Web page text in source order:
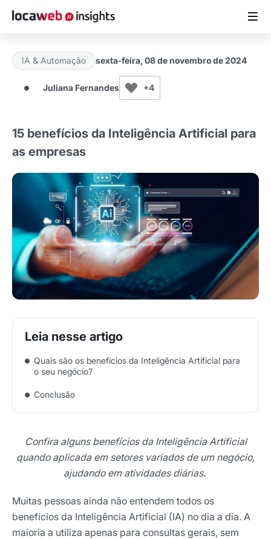
ARTIGOS
MATERIAIS GRATUITOS
ESTUDOS
CASES DE SUCESSO
LOCAWEB.COM.BR
IA & Automação sexta-feira, 08 de novembro de 2024
Juliana Fernandes +4
15 benefícios da Inteligência Artificial para
as empresas
Quais são os benefícios da Inteligência Artificial para
o seu negócio?
Conclusão
Confira alguns benefícios da Inteligência Artificial
quando aplicada em setores variados de um negócio,
ajudando em atividades diárias.
Muitas pessoas ainda não entendem todos os
benefícios da Inteligência Artificial (IA) no dia a dia. A
maioria a utiliza apenas para consultas gerais, sem